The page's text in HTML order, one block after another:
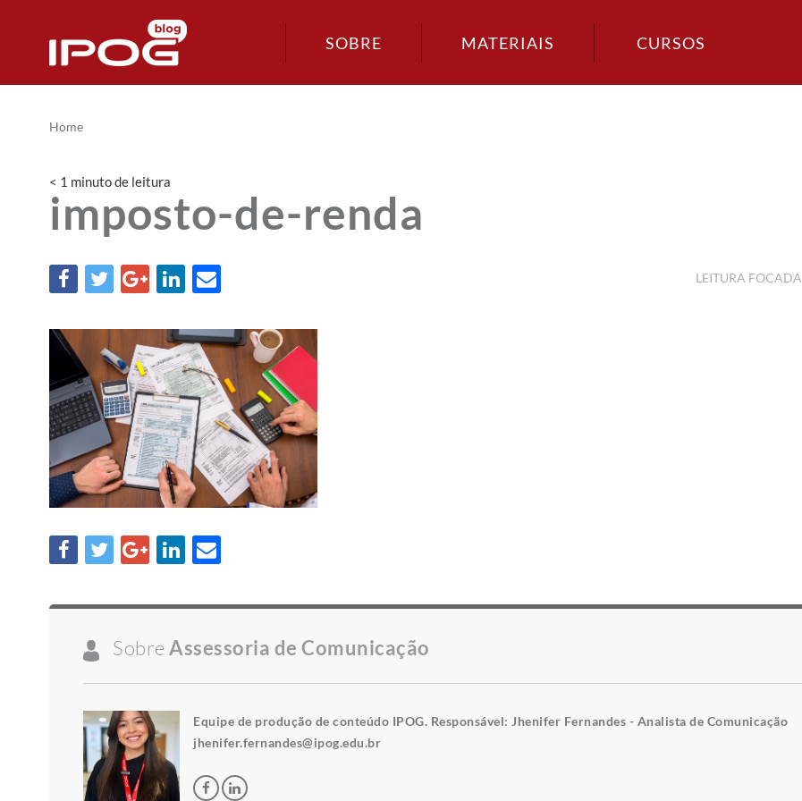
SOBRE MATERIAIS CURSOS
Home
< 1 minutode leitura
imposto-de-renda
LEITURA FOCADA
Sobre Assessoria de Comunicação
Equipe de produção de conteúdo IPOG. Responsável: Jhenifer Fernandes - Analista de Comunicação
jhenifer.fernandes@ipog.edu.br